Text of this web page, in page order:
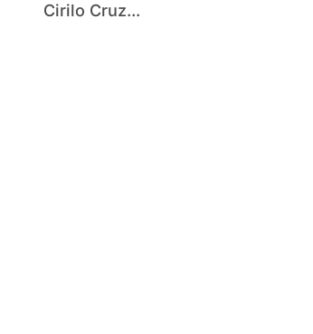
Cirilo Cruz...